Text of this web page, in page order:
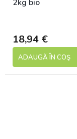
2kg bio
18,94 €
ADAUGĂ ÎN COŞ